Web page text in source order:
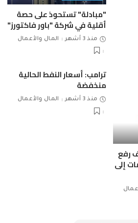
"مبادلة" تستحوذ على حصة
أقلية في شركة "باور فاكتورز"
منذ 3 أشهر المال والأعمال
رفع
إلى
ترامب: أسعار النفط الحالية
منخفضة
منذ 3 أشهر المال والأعمال